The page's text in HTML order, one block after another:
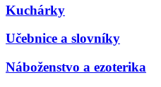
Kuchárky
Učebnice a slovníky
Náboženstvo a ezoterika